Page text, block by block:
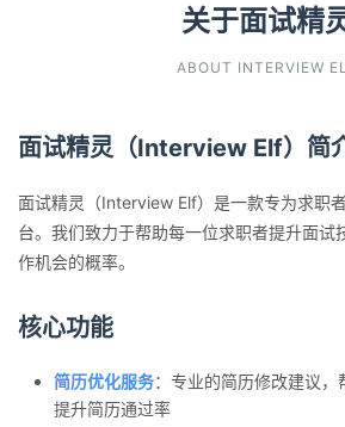
关于面试精
ABOUT INTERVIEW
面试精灵（Interview Elf）简
面试精灵（Interview Elf）是一款专为求职
台。我们致力于帮助每一位求职者提升面试
作机会的概率。
核心功能
简历优化服务：专业的简历修改建议，
提升简历通过率